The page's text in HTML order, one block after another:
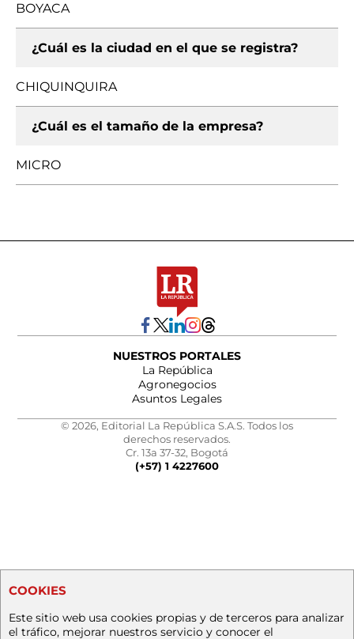
BOYACA
¿Cuál es la ciudad en el que se registra?
CHIQUINQUIRA
¿Cuál es el tamaño de la empresa?
MICRO
NUESTROS PORTALES
La República
Agronegocios
Asuntos Legales
© 2026, Editorial La República S.A.S. Todos los
derechos reservados.
Cr. 13a 37-32, Bogotá
(+57) 1 4227600
COOKIES
Este sitio web usa cookies propias y de terceros para analizar
el tráfico, mejorar nuestros servicio y conocer el